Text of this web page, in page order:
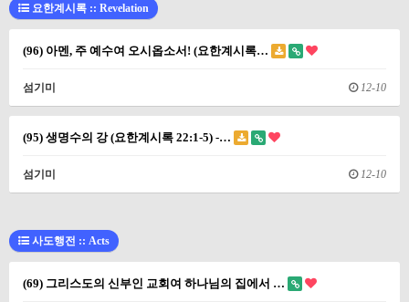
요한계시록 :: Revelation
(96) 아멘, 주 예수여 오시옵소서! (요한계시록…
섬기미 12-10
(95) 생명수의 강 (요한계시록 22:1-5) -…
섬기미 12-10
사도행전 :: Acts
(69) 그리스도의 신부인 교회여 하나님의 집에서 …